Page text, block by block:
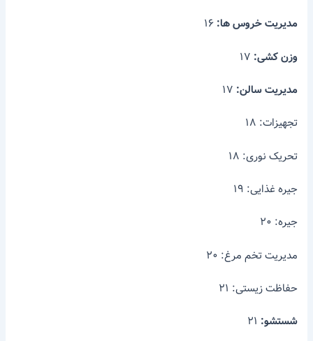
مدیریت خروس ها: ۱۶
وزن کشی:
مدیریت سالن:
تجهیزات: ۱۸
تحریک نوری: ۱۸
جیره غذایی: ۱۹
جیره: ۲۰
مدیریت تخم مرغ: ۲۰
حفاظت زیستی: ۲۱
شستشو: